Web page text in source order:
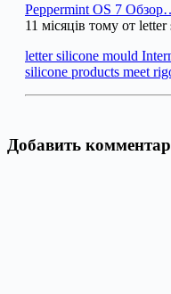
Peppermint OS 7
11 місяців тому от
letter silicone mould
silicone products meet
Добавить